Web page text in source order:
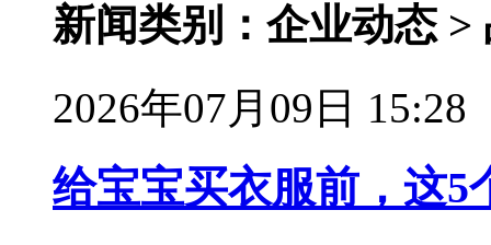
新闻类别：企业动态 >
2026年07月09日 15:28
给宝宝买衣服前，这5